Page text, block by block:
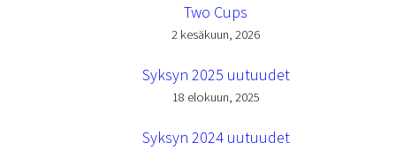
Two Cups
2 kesäkuun, 2026
Syksyn 2025 uutuudet
18 elokuun, 2025
Syksyn 2024 uutuudet